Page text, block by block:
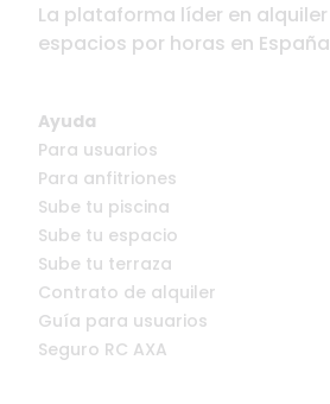
La plataforma líder en
espacios por horas en
Ayuda
Para usuarios
Para anfitriones
Sube tu piscina
Sube tu espacio
Sube tu terraza
Contrato de alquiler
Guía para usuarios
Seguro RC AXA